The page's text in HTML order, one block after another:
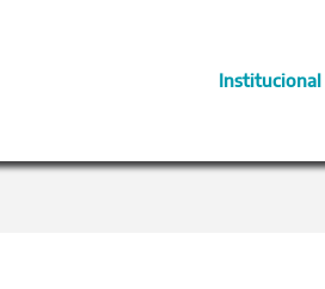
Institucional